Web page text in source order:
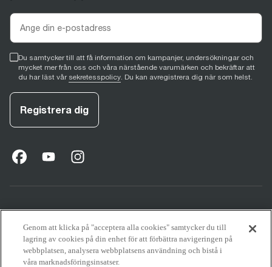
Du samtycker till att få information om kampanjer, undersökningar och
mycket mer från oss och våra närstående varumärken och bekräftar att
du har läst vår sekretesspolicy. Du kan avregistrera dig när som helst.
Registrera dig
facebook
opens in new tab
youtube
opens in new tab
instagram
opens in new tab
Support
Genom att klicka på "acceptera alla cookies" samtycker du till
lagring av cookies på din enhet för att förbättra navigeringen på
webbplatsen, analysera webbplatsens användning och bistå i
våra marknadsföringsinsatser.